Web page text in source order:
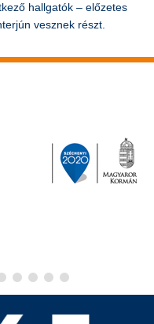
hallgatók – előzetes
vesznek részt.